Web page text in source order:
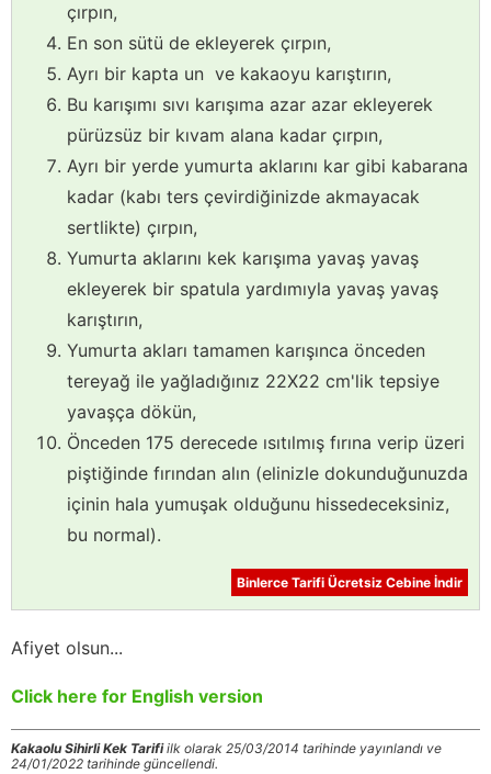
çırpın,
En son sütü de ekleyerek çırpın,
Ayrı bir kapta un ve kakaoyu karıştırın,
Bu karışımı sıvı karışıma azar azar ekleyerek
pürüzsüz bir kıvam alana kadar çırpın,
Ayrı bir yerde yumurta aklarını kar gibi kabarana
kadar (kabı ters çevirdiğinizde akmayacak
sertlikte) çırpın,
Yumurta aklarını kek karışıma yavaş yavaş
ekleyerek bir spatula yardımıyla yavaş yavaş
karıştırın,
Yumurta akları tamamen karışınca önceden
tereyağ ile yağladığınız 22X22 cm'lik tepsiye
yavaşça dökün,
Önceden 175 derecede ısıtılmış fırına verip üzeri
piştiğinde fırından alın (elinizle dokunduğunuzda
içinin hala yumuşak olduğunu hissedeceksiniz,
bu normal).
Binlerce Tarifi Ücretsiz Cebine İndir
Afiyet olsun...
Click here for English version
Kakaolu Sihirli Kek Tarifiilk olarak 25/03/2014 tarihinde yayınlandı ve
24/01/2022 tarihinde güncellendi.